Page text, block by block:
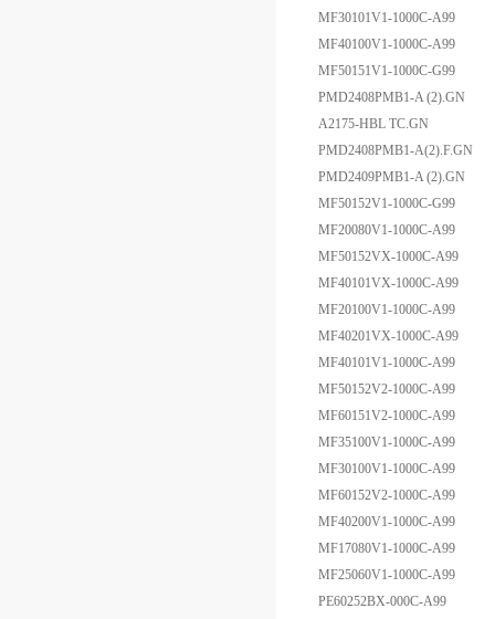
MF30101V1-1000C-A99
MF40100V1-1000C-A99
MF50151V1-1000C-G99
PMD2408PMB1-A (2).GN
A2175-HBL TC.GN
PMD2408PMB1-A(2).F.GN
PMD2409PMB1-A (2).GN
MF50152V1-1000C-G99
MF20080V1-1000C-A99
MF50152VX-1000C-A99
MF40101VX-1000C-A99
MF20100V1-1000C-A99
MF40201VX-1000C-A99
MF40101V1-1000C-A99
MF50152V2-1000C-A99
MF60151V2-1000C-A99
MF35100V1-1000C-A99
MF30100V1-1000C-A99
MF60152V2-1000C-A99
MF40200V1-1000C-A99
MF17080V1-1000C-A99
MF25060V1-1000C-A99
PE60252BX-000C-A99